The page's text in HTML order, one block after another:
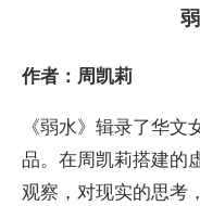
作者：周凯莉
《弱水》辑录了华
品。在周凯莉搭建的
观察，对现实的思考